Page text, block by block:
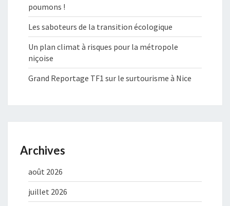
poumons !
Les saboteurs de la transition écologique
Un plan climat à risques pour la métropole
niçoise
Grand Reportage TF1 sur le surtourisme à Nice
Archives
août 2026
juillet 2026